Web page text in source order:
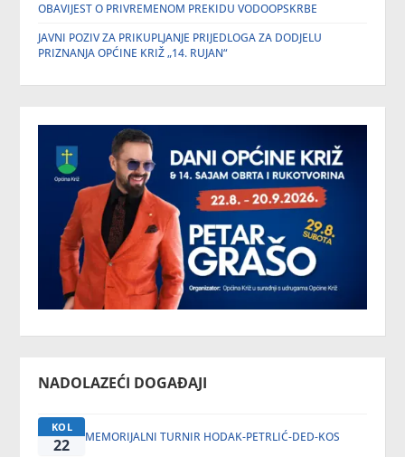
OBAVIJEST O PRIVREMENOM PREKIDU VODOOPSKRBE
JAVNI POZIV ZA PRIKUPLJANJE PRIJEDLOGA ZA DODJELU
PRIZNANJA OPĆINE KRIŽ „14. RUJAN“
NADOLAZEĆI DOGAĐAJI
KOL
22 MEMORIJALNI TURNIR HODAK-PETRLIĆ-DED-KOS